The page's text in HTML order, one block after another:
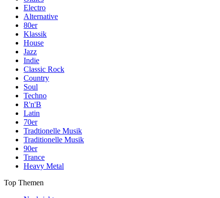
Electro
Alternative
80er
Klassik
House
Jazz
Indie
Classic Rock
Country
Soul
Techno
R'n'B
Latin
70er
Tradtionelle Musik
Traditionelle Musik
90er
Trance
Heavy Metal
Top Themen